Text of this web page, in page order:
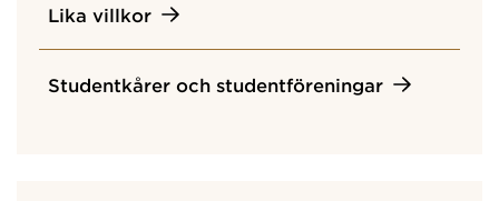
Lika villkor
Studentkårer och studentföreningar